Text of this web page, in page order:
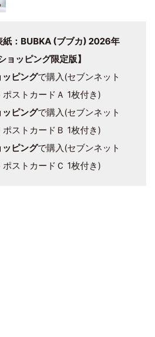
紙：BUBKA (ブブカ) 2026年
ッピング限定版】
ピングで購入(セブンネット
ストカードＡ 1枚付き)
ピングで購入(セブンネット
ストカードＢ 1枚付き)
ピングで購入(セブンネット
ストカードＣ 1枚付き)